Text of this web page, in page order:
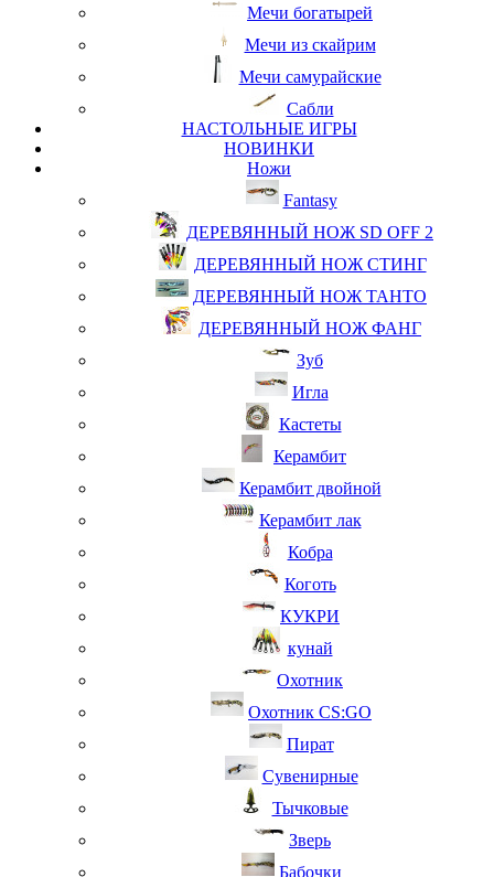
Мечи богатырей
Мечи из скайрим
Мечи самурайские
Сабли
НАСТОЛЬНЫЕ ИГРЫ
НОВИНКИ
Ножи
Fantasy
ДЕРЕВЯННЫЙ НОЖ SD OFF 2
ДЕРЕВЯННЫЙ НОЖ СТИНГ
ДЕРЕВЯННЫЙ НОЖ ТАНТО
ДЕРЕВЯННЫЙ НОЖ ФАНГ
Зуб
Игла
Кастеты
Керамбит
Керамбит двойной
Керамбит лак
Кобра
Коготь
КУКРИ
кунай
Охотник
Охотник CS:GO
Пират
Сувенирные
Тычковые
Зверь
Бабочки